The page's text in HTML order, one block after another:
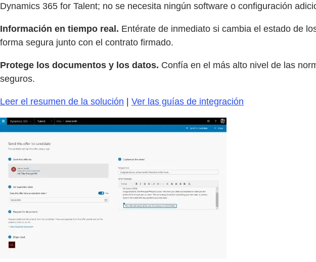
Dynamics 365 for Talent; no se necesita ningún software o configuración
Información en tiempo real. Entérate de inmediato si cambia el estado de
forma segura junto con el contrato firmado.
Protege los documentos y los datos. Confía en el más alto nivel de las
seguros.
Leer el resumen de la solución | Ver las guías de integración